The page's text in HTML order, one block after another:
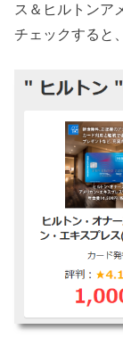
ス＆ヒルトンア
チェックすると、